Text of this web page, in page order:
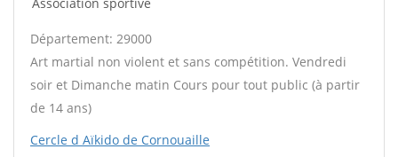
Département: 29000
Art martial non violent et sans compétition. Vendredi
soir et Dimanche matin Cours pour tout public (à partir
de 14 ans)
Cercle d Aïkido de Cornouaille